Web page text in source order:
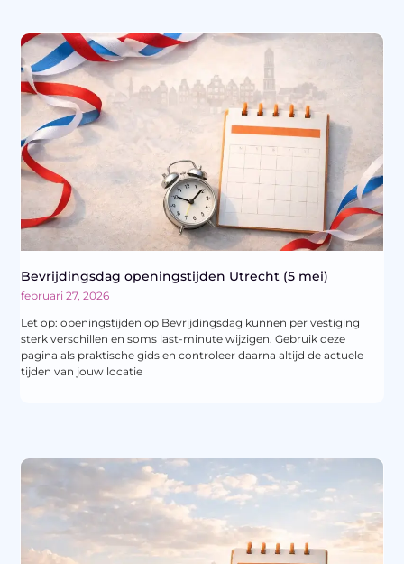
Bevrijdingsdag openingstijden Utrecht (5 mei)
februari 27, 2026
Let op: openingstijden op Bevrijdingsdag kunnen per vestiging
sterk verschillen en soms last-minute wijzigen. Gebruik deze
pagina als praktische gids en controleer daarna altijd de actuele
tijden van jouw locatie